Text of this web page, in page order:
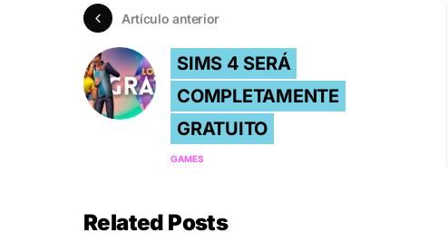
Artículo anterior
SIMS 4 SERÁ
COMPLETAMENTE
GRATUITO
GAMES
Related Posts